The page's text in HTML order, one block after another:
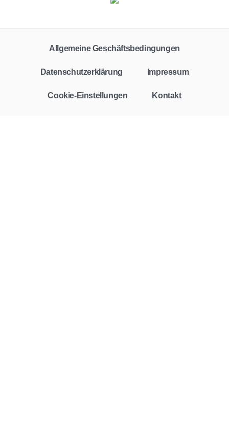
Allgemeine Geschäftsbedingungen
Datenschutzerklärung Impressum
Cookie-Einstellungen Kontakt